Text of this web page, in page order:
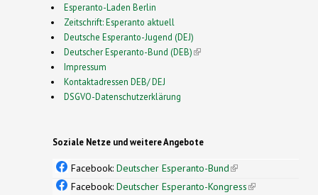
Esperanto-Laden Berlin
Zeitschrift: Esperanto aktuell
Deutsche Esperanto-Jugend (DEJ)
Deutscher Esperanto-Bund (DEB)(link is external)
Impressum
Kontaktadressen DEB/ DEJ
DSGVO-Datenschutzerklärung
Soziale Netze und weitere Angebote
Facebook: Deutscher Esperanto-Bund(link is
external)
Facebook: Deutscher Esperanto-Kongress(link is